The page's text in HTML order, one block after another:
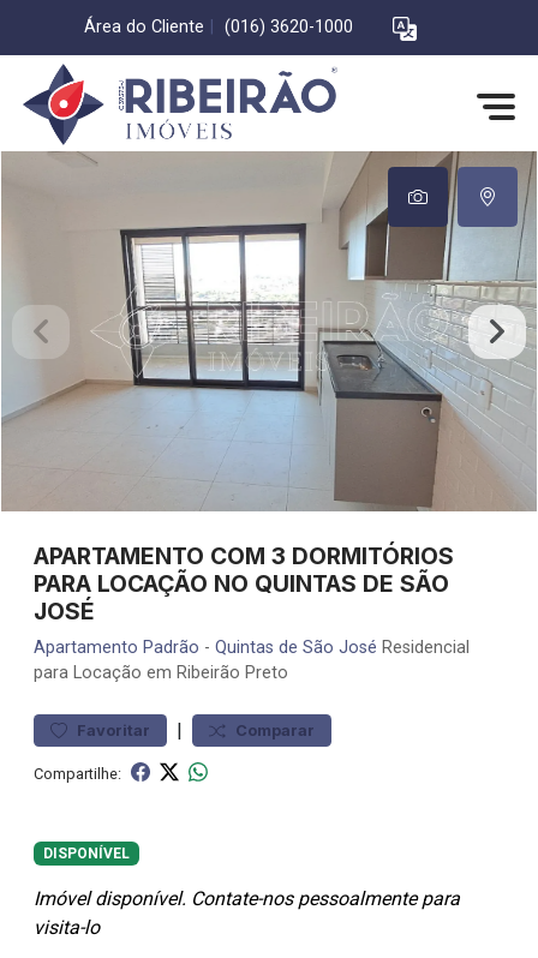
Área do Cliente (016) 3620-1000
APARTAMENTO COM 3 DORMITÓRIOS
PARA LOCAÇÃO NO QUINTAS DE SÃO
JOSÉ
Apartamento Padrão - Quintas de São José Residencial
para Locação em Ribeirão Preto
Favoritar | Comparar
Compartilhe:
DISPONÍVEL
Imóvel disponível. Contate-nos pessoalmente para
visita-lo